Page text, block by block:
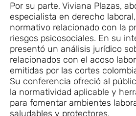
Por su parte, Viviana Plazas,
especialista en derecho
normativo relacionado con la
riesgos psicosociales. En su
presentó un análisis jurídico
relacionados con el acoso
emitidas por las cortes
Su conferencia ofreció al
la normatividad aplicable y
para fomentar ambientes
saludables y protectores.